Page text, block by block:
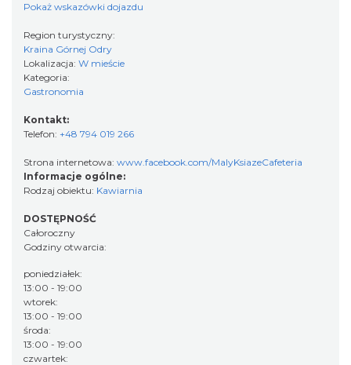
Pokaż wskazówki dojazdu
Region turystyczny:
Kraina Górnej Odry
Lokalizacja: W mieście
Kategoria:
Gastronomia
Kontakt:
Telefon: +48 794 019 266
Strona internetowa: www.facebook.com/MalyKsiazeCafeteria
Informacje ogólne:
Rodzaj obiektu: Kawiarnia
DOSTĘPNOŚĆ
Całoroczny
Godziny otwarcia:
poniedziałek:
13:00 - 19:00
wtorek:
13:00 - 19:00
środa:
13:00 - 19:00
czwartek: